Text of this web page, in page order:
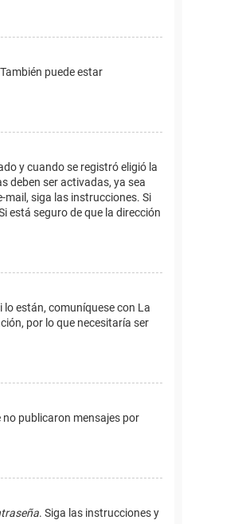
puede estar
y cuando se registró eligió la
deben ser activadas, ya sea
mail, siga las instrucciones. Si
está seguro de que la dirección
están, comuníquese con La
por lo que necesitaría ser
publicaron mensajes por
. Siga las instrucciones y